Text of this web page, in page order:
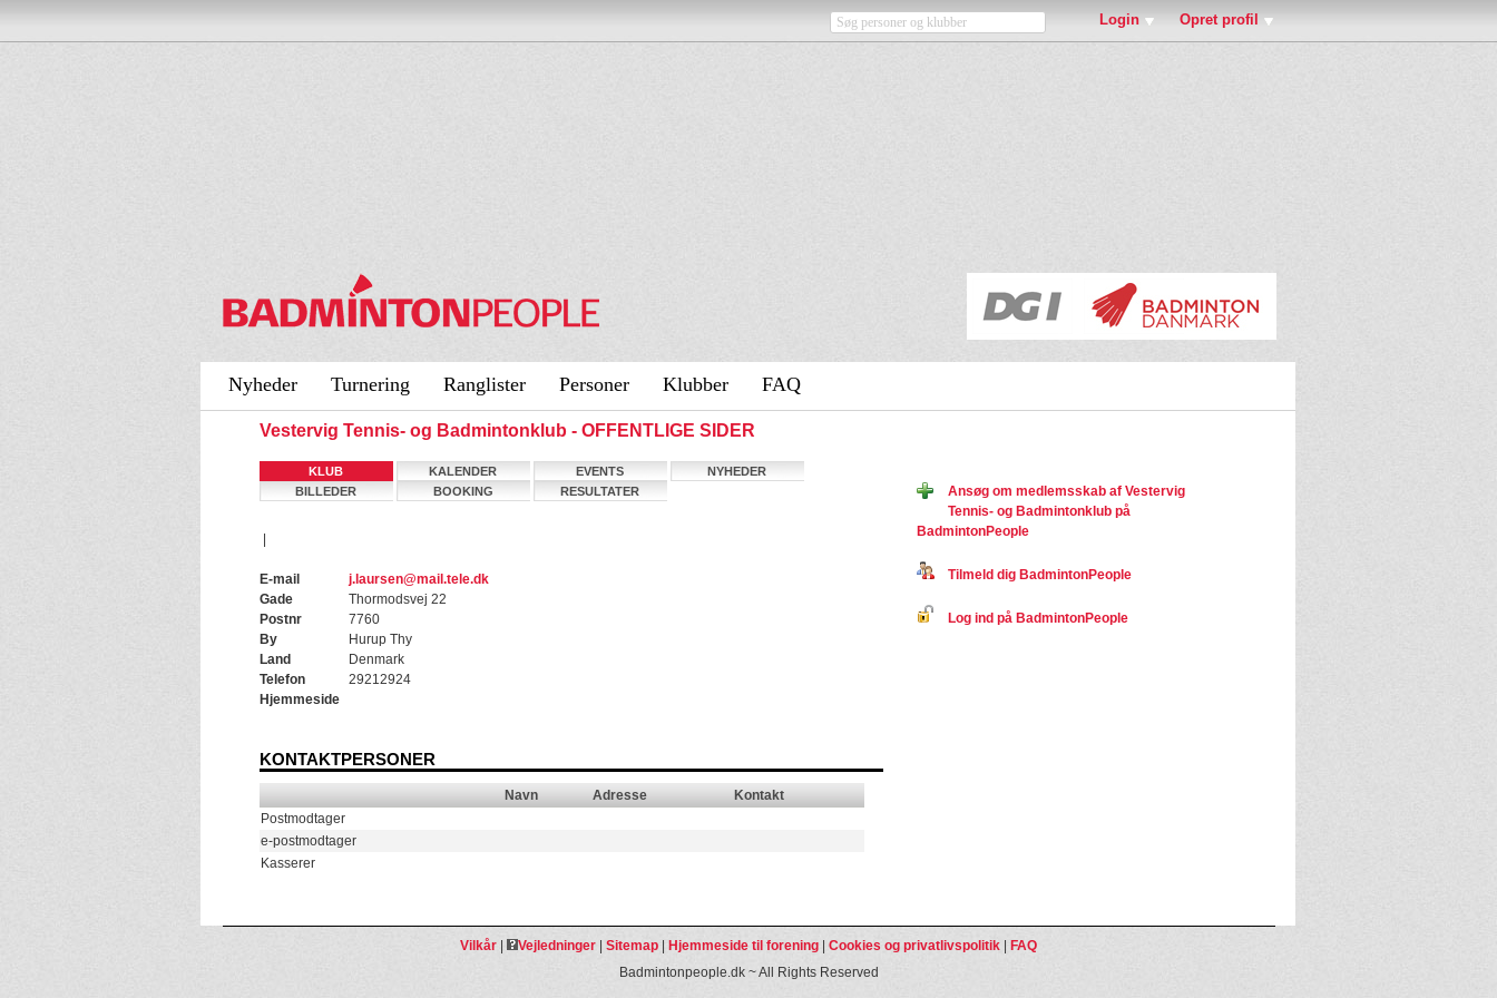
Login Opret profil
Nyheder Turnering Ranglister Personer Klubber FAQ
Vestervig Tennis- og Badmintonklub - OFFENTLIGE SIDER
KLUB KALENDER EVENTS
NYHEDER
BILLEDER
BOOKING RESULTATER
E-mail
j.laursen@mail.tele.dk
Gade
Thormodsvej 22
Postnr
7760
By
Hurup Thy
Land
Denmark
Telefon
29212924
Hjemmeside
KONTAKTPERSONER
Navn Adresse
Kontakt
Postmodtager
e-postmodtager
Kasserer
Ansøg om medlemsskab af Vestervig
Tennis- og Badmintonklub på
BadmintonPeople
Tilmeld dig BadmintonPeople
Log ind på BadmintonPeople
Vilkår Vejledninger Sitemap Hjemmeside til forening Cookies og privatlivspolitik
FAQ
Badmintonpeople.dk ~ All Rights Reserved